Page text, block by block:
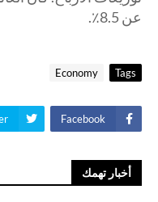
عن 8.5٪.
Tags
Economy
Facebook
أخبار تهمك